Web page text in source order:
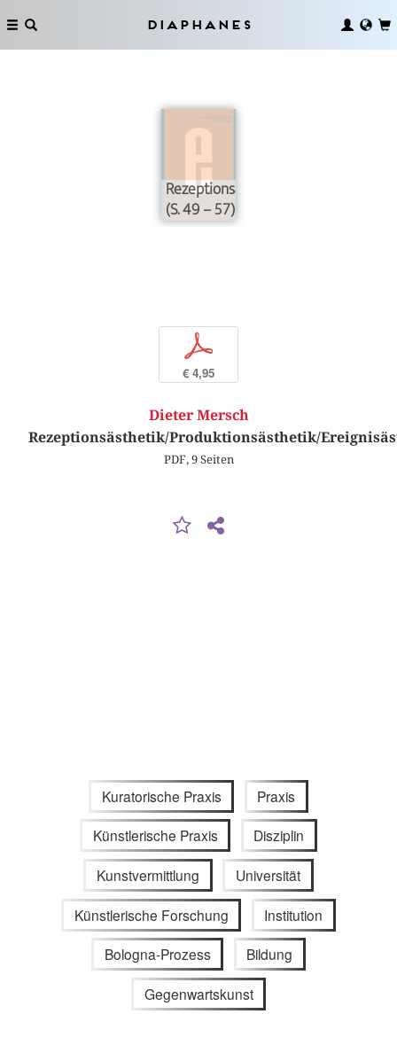
Diaphanes
Rezeptionsästhetik/
(S. 49 – 57)
p
€ 4,95
Dieter Mersch
Rezeptionsästhetik/Produktionsästhetik/
PDF, 9 Seiten
Kuratorische Praxis Praxis
Künstlerische Praxis Disziplin
Kunstvermittlung Universität
Künstlerische Forschung Institution
Bologna-Prozess Bildung
Gegenwartskunst